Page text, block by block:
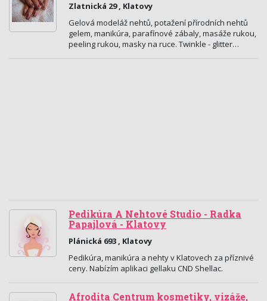
Zlatnická 29 , Klatovy
Gelová modeláž nehtů, potažení přírodních nehtů
gelem, manikúra, parafínové zábaly, masáže rukou,
peeling rukou, masky na ruce. Twinkle - glitter…
Pedikúra A Nehtové Studio - Radka
Papajlová - Klatovy
Plánická 693 , Klatovy
Pedikúra, manikúra a nehty v Klatovech za příznivé
ceny. Nabízím aplikaci gellaku CND Shellac.
Afrodita Centrum kosmetiky, vizáže,